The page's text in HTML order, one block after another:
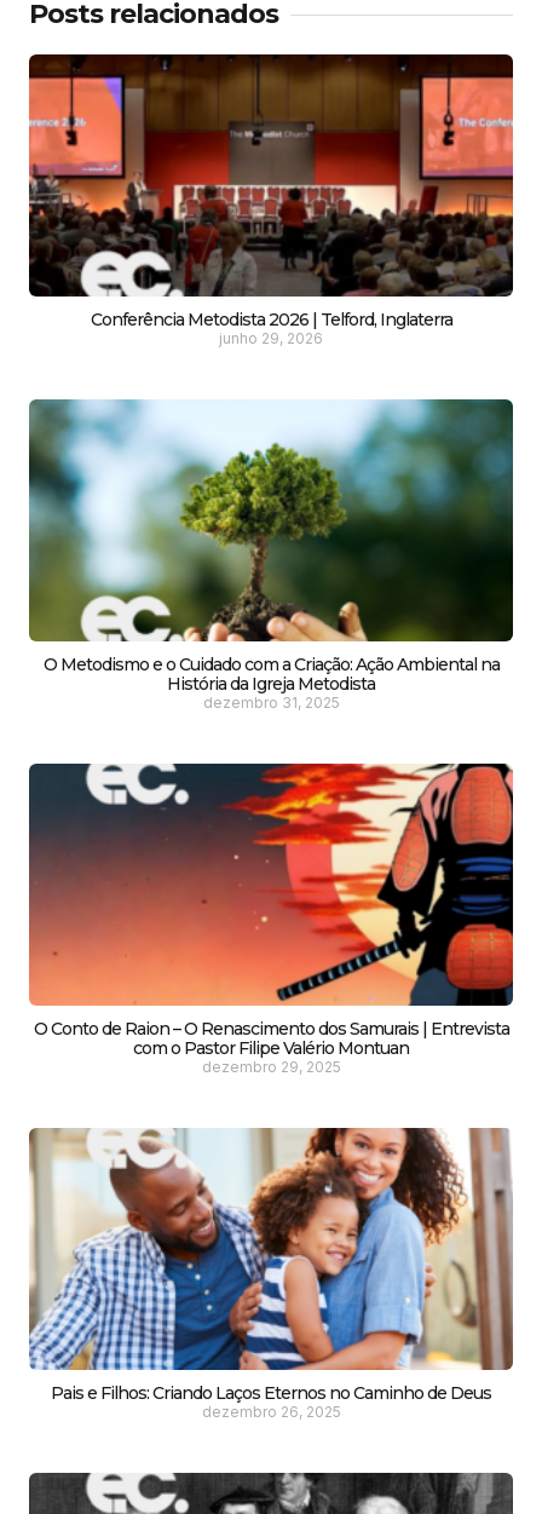
Posts relacionados
Conferência Metodista 2026 | Telford, Inglaterra
junho 29, 2026
O Metodismo e o Cuidado com a Criação: Ação Ambiental na
História da Igreja Metodista
dezembro 31, 2025
O Conto de Raion – O Renascimento dos Samurais | Entrevista
com o Pastor Filipe Valério Montuan
dezembro 29, 2025
Pais e Filhos: Criando Laços Eternos no Caminho de Deus
dezembro 26, 2025